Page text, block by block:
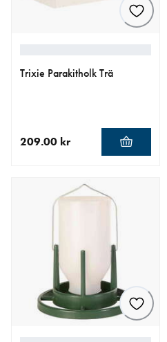
Trixie Parakitholk Trä
209.00 kr